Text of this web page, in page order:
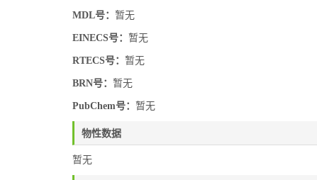
MDL号： 暂无
EINECS号： 暂无
RTECS号： 暂无
BRN号： 暂无
PubChem号： 暂无
物性数据
暂无